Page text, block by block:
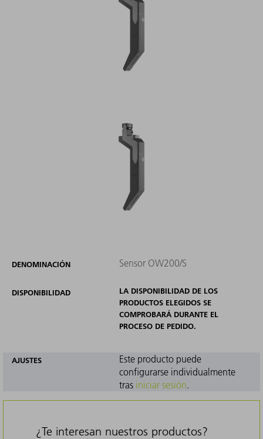
DENOMINACIÓN Sensor OW200/S
DISPONIBILIDAD
LA DISPONIBILIDAD DE LOS
PRODUCTOS ELEGIDOS SE
COMPROBARÁ DURANTE EL
PROCESO DE PEDIDO.
AJUSTES
Este producto puede
configurarse individualmente
tras iniciar sesión.
¿Te interesan nuestros productos?